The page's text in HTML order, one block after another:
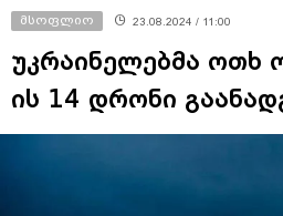
მსოფლიო 23.08.2024 / 11:00
უკრაინელებმა ოთხ
ის 14 დრონი